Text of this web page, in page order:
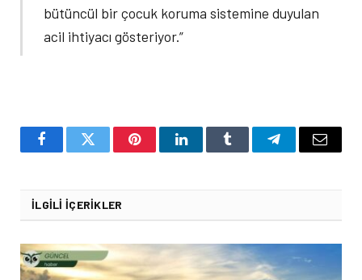
bütüncül bir çocuk koruma sistemine duyulan
acil ihtiyacı gösteriyor.”
FacebookTwitter PinterestLinkedInTumblr TelegramEmail
İLGILI İÇERIKLER